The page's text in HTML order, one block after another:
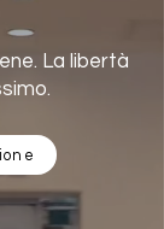
La libertà